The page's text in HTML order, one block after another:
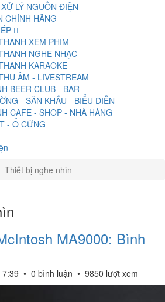
LÝ NGUỒN ĐIỆN
CHÍNH HÃNG
XEM PHIM
NGHE NHẠC
KARAOKE
ÂM - LIVESTREAM
BEER CLUB - BAR
- SÂN KHẤU - BIỂU DIỄN
CAFE - SHOP - NHÀ HÀNG
- Ổ CỨNG
Thiết bị nghe nhìn
MA9000: Bình
• 0 bình luận • 9850 lượt xem